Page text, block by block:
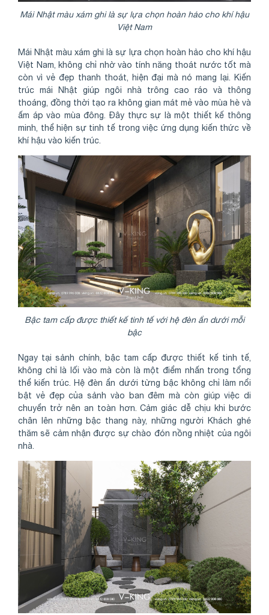
Mái Nhật màu xám ghi là sự lựa chọn hoàn hảo cho khí hậu
Việt Nam
Mái Nhật màu xám ghi là sự lựa chọn hoàn hảo cho khí hậu
Việt Nam, không chỉ nhờ vào tính năng thoát nước tốt mà
còn vì vẻ đẹp thanh thoát, hiện đại mà nó mang lại. Kiến
trúc mái Nhật giúp ngôi nhà trông cao ráo và thông
thoáng, đồng thời tạo ra không gian mát mẻ vào mùa hè và
ấm áp vào mùa đông. Đây thực sự là một thiết kế thông
minh, thể hiện sự tinh tế trong việc ứng dụng kiến thức về
khí hậu vào kiến trúc.
Bậc tam cấp được thiết kế tinh tế với hệ đèn ẩn dưới mỗi
bậc
Ngay tại sảnh chính, bậc tam cấp được thiết kế tinh tế,
không chỉ là lối vào mà còn là một điểm nhấn trong tổng
thể kiến trúc. Hệ đèn ẩn dưới từng bậc không chỉ làm nổi
bật vẻ đẹp của sảnh vào ban đêm mà còn giúp việc di
chuyển trở nên an toàn hơn. Cảm giác dễ chịu khi bước
chân lên những bậc thang này, những người Khách ghé
thăm sẽ cảm nhận được sự chào đón nồng nhiệt của ngôi
nhà.